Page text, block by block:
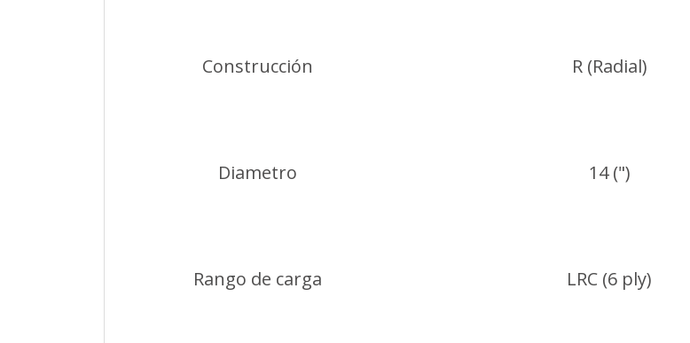
Construcción R (Radial)
Diametro 14 (")
Rango de carga LRC (6 ply)